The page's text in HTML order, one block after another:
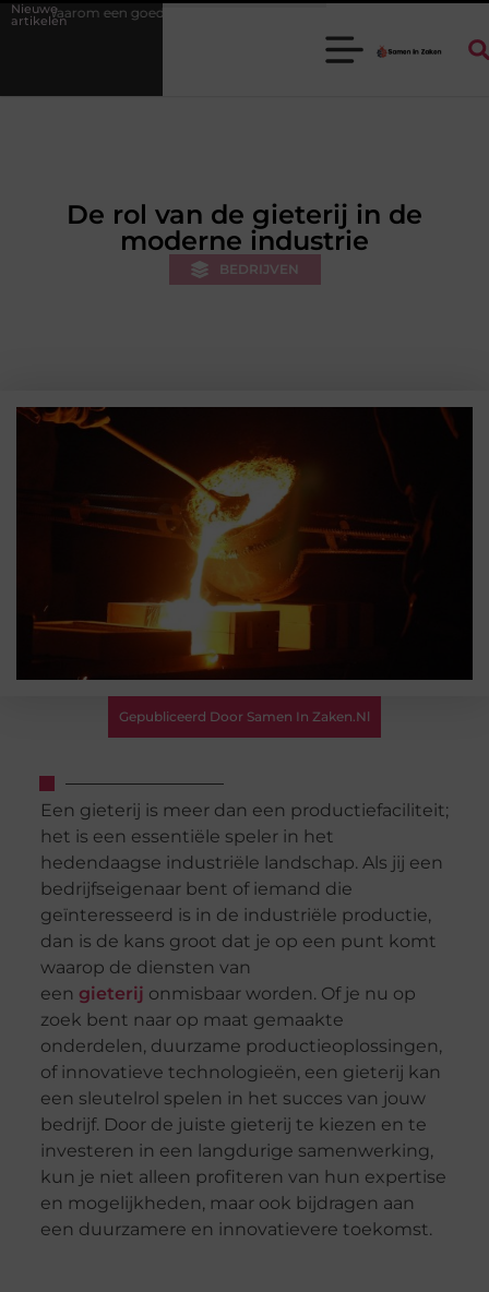
Nieuwe
artikelen
stukadoorgroothandel het werk van de stukadoor makkelijker maakt
De rol van de gieterij in de
moderne industrie
BEDRIJVEN
Gepubliceerd Door Samen In Zaken.nl
Een gieterij is meer dan een productiefaciliteit;
het is een essentiële speler in het
hedendaagse industriële landschap. Als jij een
bedrijfseigenaar bent of iemand die
geïnteresseerd is in de industriële productie,
dan is de kans groot dat je op een punt komt
waarop de diensten van
een gieterij onmisbaar worden. Of je nu op
zoek bent naar op maat gemaakte
onderdelen, duurzame productieoplossingen,
of innovatieve technologieën, een gieterij kan
een sleutelrol spelen in het succes van jouw
bedrijf. Door de juiste gieterij te kiezen en te
investeren in een langdurige samenwerking,
kun je niet alleen profiteren van hun expertise
en mogelijkheden, maar ook bijdragen aan
een duurzamere en innovatievere toekomst.